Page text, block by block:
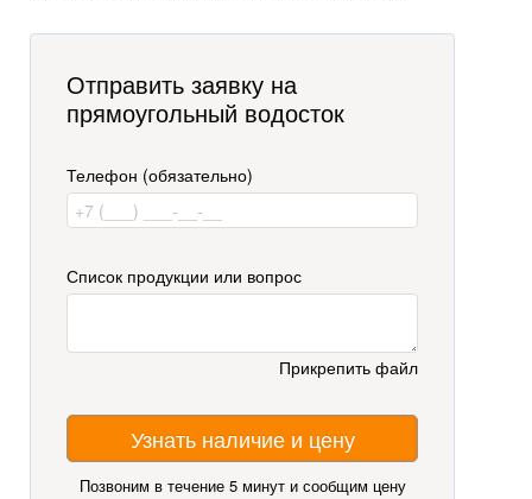
Отправить заявку на
прямоугольный водосток
Телефон (обязательно)
Список продукции или вопрос
Прикрепить файл
Узнать наличие и цену
Позвоним в течение 5 минут и сообщим цену